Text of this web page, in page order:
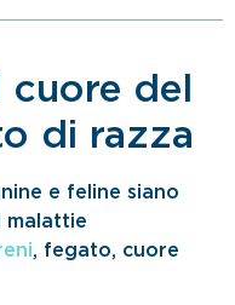
del
di razza
e feline siano
malattie
, fegato, cuore